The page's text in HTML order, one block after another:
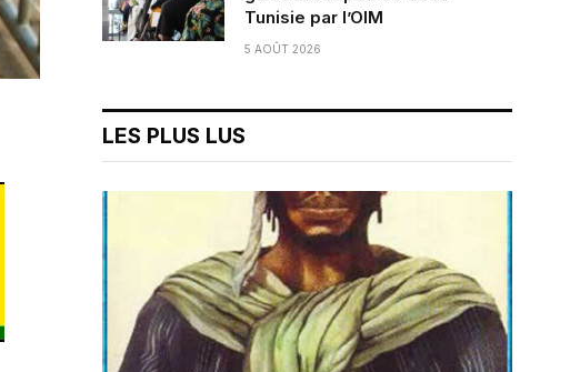
Tunisie par l’OIM
5 AOÛT 2026
LES PLUS LUS